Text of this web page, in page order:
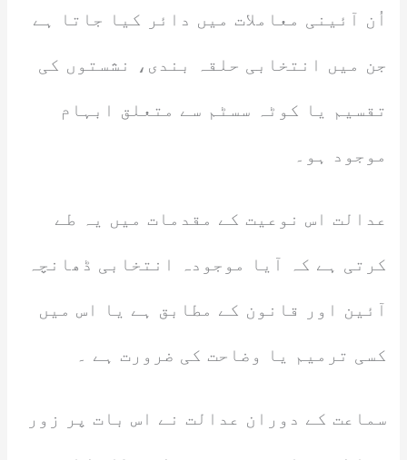
اُن آئینی معاملات میں دائر کیا جاتا ہے
جن میں انتخابی حلقہ بندی، نشستوں کی
تقسیم یا کوٹہ سسٹم سے متعلق ابہام
موجود ہو۔
عدالت اس نوعیت کے مقدمات میں یہ طے
کرتی ہے کہ آیا موجودہ انتخابی ڈھانچہ
آئین اور قانون کے مطابق ہے یا اس میں
کسی ترمیم یا وضاحت کی ضرورت ہے ۔
سماعت کے دوران عدالت نے اس بات پر زور